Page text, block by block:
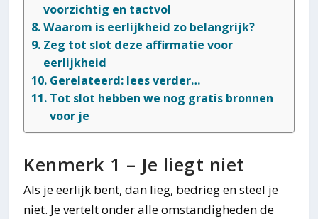
voorzichtig en tactvol
Waarom is eerlijkheid zo belangrijk?
Zeg tot slot deze affirmatie voor
eerlijkheid
Gerelateerd: lees verder…
Tot slot hebben we nog gratis bronnen
voor je
Kenmerk 1 – Je liegt niet
Als je eerlijk bent, dan lieg, bedrieg en steel je
niet. Je vertelt onder alle omstandigheden de